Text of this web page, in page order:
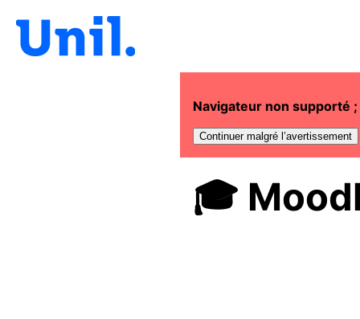
Navigateur non supporté
Continuer malgré l’avertissement
🎓